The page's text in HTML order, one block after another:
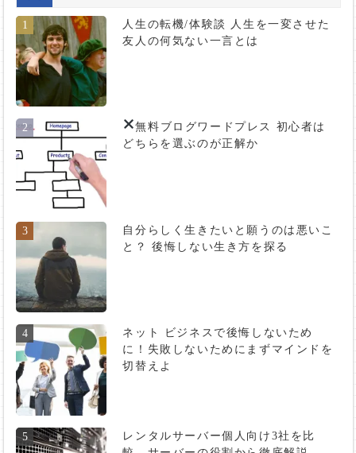
1
人生の転機/体験談 人生を一変させた
友人の何気ない一言とは
2 無料ブログ ワードプレス 初心者は
どちらを選ぶのが正解か
3
自分らしく生きたいと願うのは悪いこ
と？ 後悔しない生き方を探る
4
ネット ビジネスで後悔しないため
に！失敗しないためにまずマインドを
切替えよ
5
レンタルサーバー個人向け3社を比